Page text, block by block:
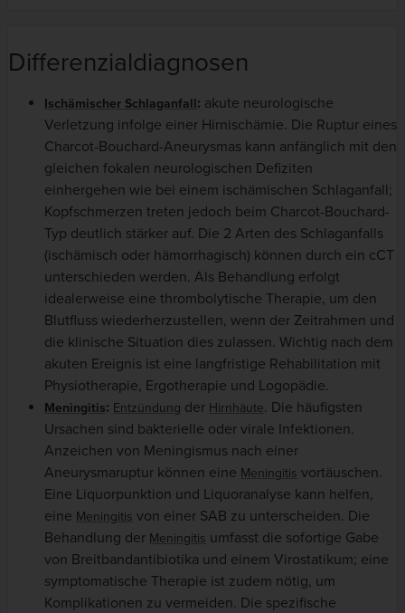
Differenzialdiagnosen
Ischämischer Schlaganfall: akute neurologische
Verletzung infolge einer Hirnischämie. Die Ruptur eines
Charcot-Bouchard-Aneurysmas kann anfänglich mit den
gleichen fokalen neurologischen Defiziten
einhergehen wie bei einem ischämischen Schlaganfall;
Kopfschmerzen treten jedoch beim Charcot-Bouchard-
Typ deutlich stärker auf. Die 2 Arten des Schlaganfalls
(ischämisch oder hämorrhagisch) können durch ein cCT
unterschieden werden. Als Behandlung erfolgt
idealerweise eine thrombolytische Therapie, um den
Blutfluss wiederherzustellen, wenn der Zeitrahmen und
die klinische Situation dies zulassen. Wichtig nach dem
akuten Ereignis ist eine langfristige Rehabilitation mit
Physiotherapie, Ergotherapie und Logopädie.
Meningitis: Entzündung der Hirnhäute. Die häufigsten
Ursachen sind bakterielle oder virale Infektionen.
Anzeichen von Meningismus nach einer
Aneurysmaruptur können eine Meningitis vortäuschen.
Eine Liquorpunktion und Liquoranalyse kann helfen,
eine Meningitis von einer SAB zu unterscheiden. Die
Behandlung der Meningitis umfasst die sofortige Gabe
von Breitbandantibiotika und einem Virostatikum; eine
symptomatische Therapie ist zudem nötig, um
Komplikationen zu vermeiden. Die spezifische